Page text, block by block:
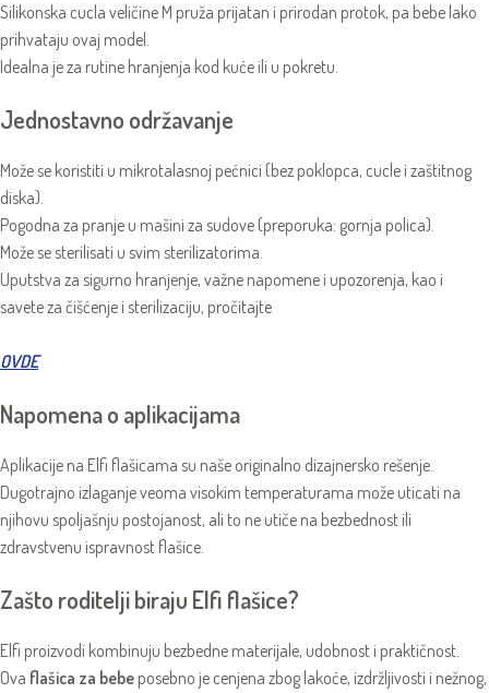
Silikonska cucla veličine M pruža prijatan i prirodan protok, pa bebe lako
prihvataju ovaj model.
Idealna je za rutine hranjenja kod kuće ili u pokretu.
Jednostavno održavanje
Može se koristiti u mikrotalasnoj pećnici (bez poklopca, cucle i zaštitnog
diska).
Pogodna za pranje u mašini za sudove (preporuka: gornja polica).
Može se sterilisati u svim sterilizatorima.
Uputstva za sigurno hranjenje, važne napomene i upozorenja, kao i
savete za čišćenje i sterilizaciju, pročitajte
OVDE
Napomena o aplikacijama
Aplikacije na Elfi flašicama su naše originalno dizajnersko rešenje.
Dugotrajno izlaganje veoma visokim temperaturama može uticati na
njihovu spoljašnju postojanost, ali to ne utiče na bezbednost ili
zdravstvenu ispravnost flašice.
Zašto roditelji biraju Elfi flašice?
Elfi proizvodi kombinuju bezbedne materijale, udobnost i praktičnost.
Ova flašica za bebe posebno je cenjena zbog lakoće, izdržljivosti i nežnog,